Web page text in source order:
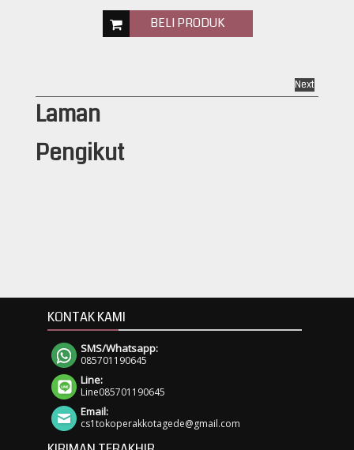
BELI PRODUK
Next
Laman
Pengikut
KONTAK KAMI
SMS/Whatsapp:
085701190645
Line:
Line085701190645
Email:
cs1tokoperakkotagede@gmail.com